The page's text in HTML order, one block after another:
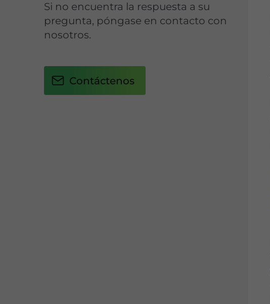
Si no encuentra la respuesta a su
pregunta, póngase en contacto con
nosotros.
Contáctenos